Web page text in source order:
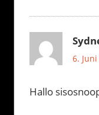
6.
Hallo